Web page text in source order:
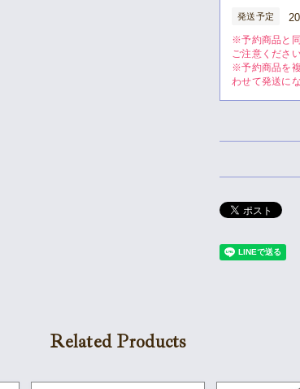
発送予定
※予約商品と
ご注意ください
※予約商品を
わせて発送に
Related Products